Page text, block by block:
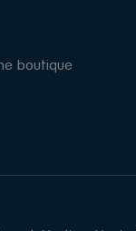
boutique